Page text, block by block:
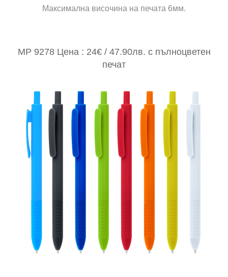
Максимална височина на печата 6мм.
MP 9278 Цена : 24€ / 47.90лв. с пълноцветен
печат